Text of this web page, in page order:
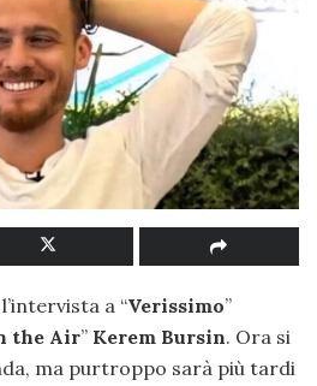
a “Verissimo”
the Air” Kerem Bursin. Ora si
ma purtroppo sarà più tardi